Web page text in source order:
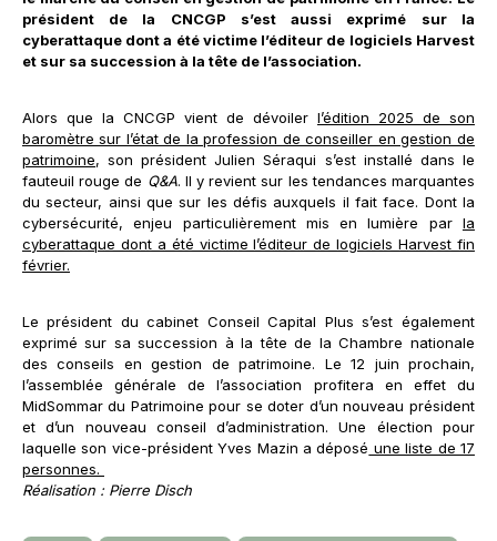
président de la CNCGP s’est aussi exprimé sur la
cyberattaque dont a été victime l’éditeur de logiciels Harvest
et sur sa succession à la tête de l’association.
Alors que la CNCGP vient de dévoiler l’édition 2025 de son
baromètre sur l’état de la profession de conseiller en gestion de
patrimoine, son président Julien Séraqui s’est installé dans le
fauteuil rouge de Q&A. Il y revient sur les tendances marquantes
du secteur, ainsi que sur les défis auxquels il fait face. Dont la
cybersécurité, enjeu particulièrement mis en lumière par la
cyberattaque dont a été victime l’éditeur de logiciels Harvest fin
février.
Le président du cabinet Conseil Capital Plus s’est également
exprimé sur sa succession à la tête de la Chambre nationale
des conseils en gestion de patrimoine. Le 12 juin prochain,
l’assemblée générale de l’association profitera en effet du
MidSommar du Patrimoine pour se doter d’un nouveau président
et d’un nouveau conseil d’administration. Une élection pour
laquelle son vice-président Yves Mazin a déposé une liste de 17
personnes.
Réalisation : Pierre Disch